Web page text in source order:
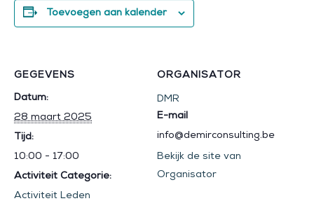
Toevoegen aan kalender
GEGEVENS
Datum:
28 maart 2025
Tijd:
10:00 - 17:00
Activiteit Categorie:
Activiteit Leden
ORGANISATOR
DMR
E-mail
info@demirconsulting.be
Bekijk de site van
Organisator